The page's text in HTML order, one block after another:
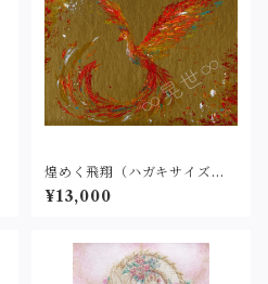
煌めく飛翔（ハガキサイズ）
原画
¥13,000